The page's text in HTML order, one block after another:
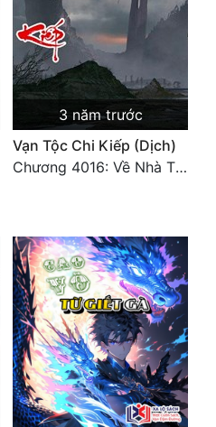
3 năm trước
Vạn Tộc Chi Kiếp (Dịch)
Chương 4016: Về Nhà Thôi... (Đại Kết Cục)